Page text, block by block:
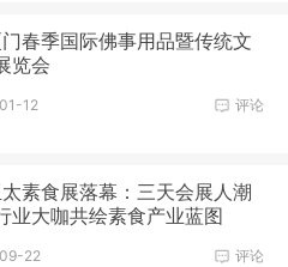
春季国际佛事用品暨传统文
览会
评论
12
素食展落幕：三天会展人潮
业大咖共绘素食产业蓝图
评论
22